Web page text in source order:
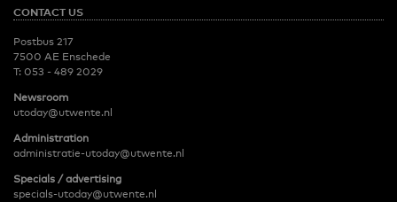
CONTACT US
Postbus 217
7500 AE Enschede
T: 053 - 489 2029
Newsroom
utoday@utwente.nl
Administration
administratie-utoday@utwente.nl
Specials / advertising
specials-utoday@utwente.nl